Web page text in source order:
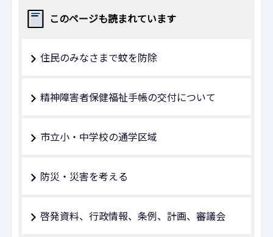
このページも読まれています
住民のみなさまで蚊を防除
精神障害者保健福祉手帳の交付について
市立小・中学校の通学区域
防災・災害を考える
啓発資料、行政情報、条例、計画、審議会